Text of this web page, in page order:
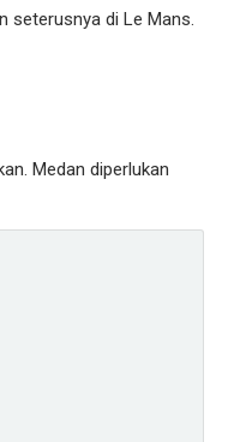
seterusnya di Le Mans.
Medan diperlukan